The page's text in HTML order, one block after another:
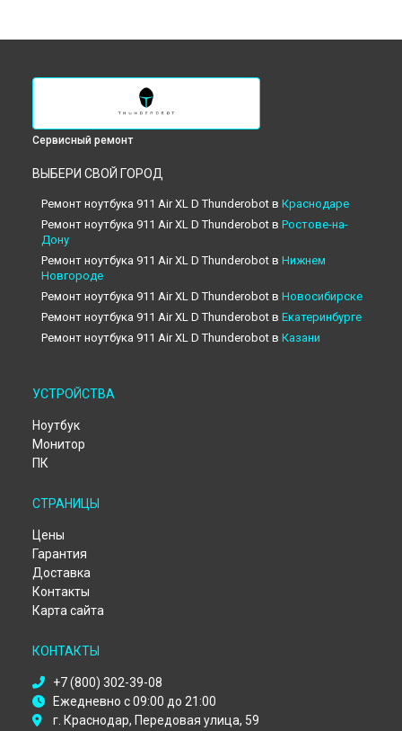
Сервисный ремонт
ВЫБЕРИ СВОЙ ГОРОД
Ремонт ноутбука 911 Air XL D Thunderobot в Краснодаре
Ремонт ноутбука 911 Air XL D Thunderobot в Ростове-на-
Дону
Ремонт ноутбука 911 Air XL D Thunderobot в Нижнем
Новгороде
Ремонт ноутбука 911 Air XL D Thunderobot в Новосибирске
Ремонт ноутбука 911 Air XL D Thunderobot в Екатеринбурге
Ремонт ноутбука 911 Air XL D Thunderobot в Казани
Петербурге
УСТРОЙСТВА
Ноутбук
Монитор
ПК
СТРАНИЦЫ
Цены
Гарантия
Доставка
Контакты
Карта сайта
КОНТАКТЫ
+7 (800) 302-39-08
Ежедневно с 09:00 до 21:00
г. Краснодар, Передовая улица, 59